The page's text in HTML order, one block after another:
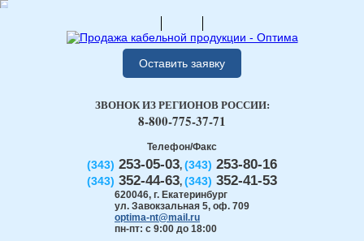
Оставить заявку
Телефон/Факс
(343) 253-05-03, (343) 253-80-16
(343) 352-44-63, (343) 352-41-53
620046, г. Екатеринбург
ул. Завокзальная 5, оф. 709
optima-nt@mail.ru
пн-пт: с 9:00 до 18:00
ЗВОНОК ИЗ РЕГИОНОВ РОССИИ:
8-800-775-37-71